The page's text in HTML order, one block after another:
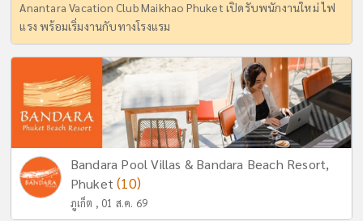
Anantara Vacation Club Maikhao Phuket เปิดรับพนักงานใหม่ ไฟ
แรง พร้อมเริ่มงานกับทางโรงแรม
Bandara Pool Villas & Bandara Beach Resort,
Phuket(10)
ภูเก็ต , 01 ส.ค. 69